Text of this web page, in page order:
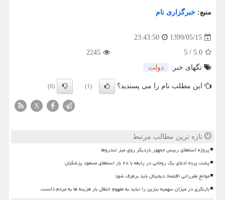
منبع: خبرگزاری نام
1399/05/15
23:43:50
5.0
/
5
2245
تگهای خبر:
دولت
این مطلب نام را می پسندید؟ (1)
(0)
X
تازه ترین مطالب مرتبط
پروژه استعفای رییس جمهور باردیگر روی میز تندروها
پشت پرده ادعای یک روحانی در رابطه با ۲۸ بار استعفای مسعود پزشکیان
موانع مقرراتی اقتصاد دیجیتال باید برطرف شود
بازنگری در میزان سهمیه بنزین را نباید به مفهوم انتقال بار هزینه ها به مردم دانست